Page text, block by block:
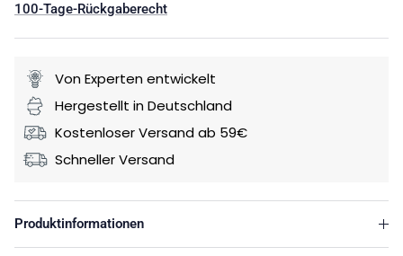
100-Tage-Rückgaberecht
Von Experten entwickelt
Hergestellt in Deutschland
Kostenloser Versand ab 59€
Schneller Versand
Produktinformationen